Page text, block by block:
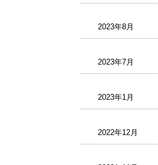
2023年8月
2023年7月
2023年1月
2022年12月